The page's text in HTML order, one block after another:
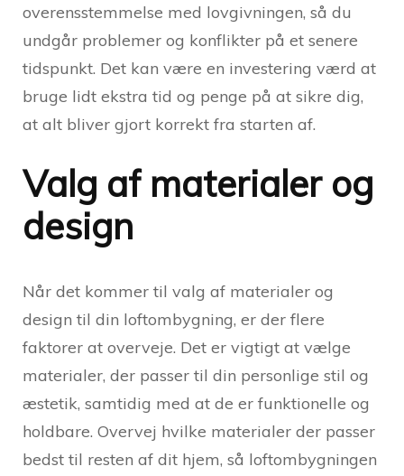
overensstemmelse med lovgivningen, så du
undgår problemer og konflikter på et senere
tidspunkt. Det kan være en investering værd at
bruge lidt ekstra tid og penge på at sikre dig,
at alt bliver gjort korrekt fra starten af.
Valg af materialer og
design
Når det kommer til valg af materialer og
design til din loftombygning, er der flere
faktorer at overveje. Det er vigtigt at vælge
materialer, der passer til din personlige stil og
æstetik, samtidig med at de er funktionelle og
holdbare. Overvej hvilke materialer der passer
bedst til resten af dit hjem, så loftombygningen